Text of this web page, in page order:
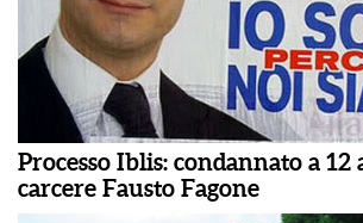
Processo Iblis: condannato a 12
carcere Fausto Fagone